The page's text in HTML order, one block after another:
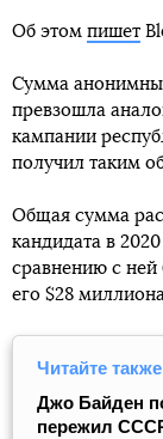
Об этом пишет
Сумма
превзошла
кампании
получил таким
Общая сумма
кандидата в
сравнению с
его $28
Читайте
Джо Байден
пережил